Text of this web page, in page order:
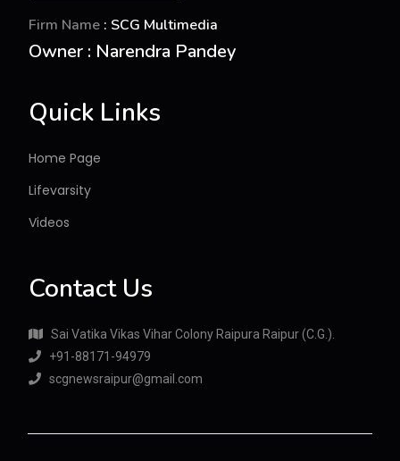
Firm Name : SCG Multimedia
Owner : Narendra Pandey
Quick Links
Home Page
Lifevarsity
Videos
Contact Us
Sai Vatika Vikas Vihar Colony Raipura Raipur (C.G.).
+91-88171-94979
scgnewsraipur@gmail.com